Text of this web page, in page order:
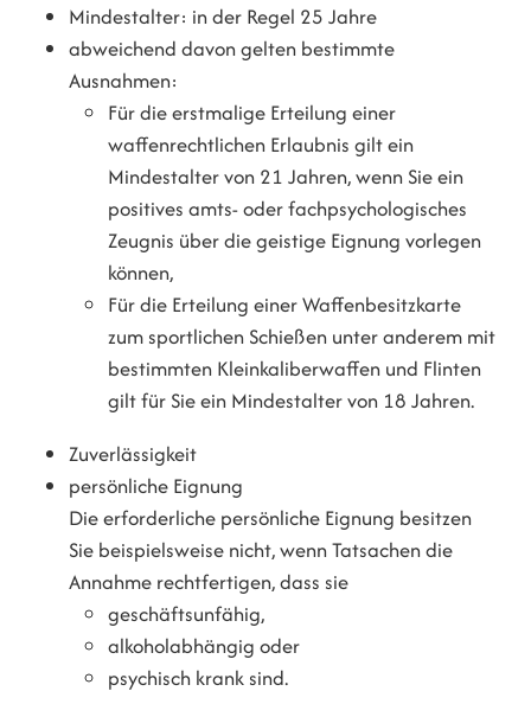
Mindestalter: in der Regel 25 Jahre
abweichend davon gelten bestimmte
Ausnahmen:
Für die erstmalige Erteilung einer
waffenrechtlichen Erlaubnis gilt ein
Mindestalter von 21 Jahren, wenn Sie ein
positives amts- oder fachpsychologisches
Zeugnis über die geistige Eignung vorlegen
können,
Für die Erteilung einer Waffenbesitzkarte
zum sportlichen Schießen unter anderem mit
bestimmten Kleinkaliberwaffen und Flinten
gilt für Sie ein Mindestalter von 18 Jahren.
Zuverlässigkeit
persönliche Eignung
Die erforderliche persönliche Eignung besitzen
Sie beispielsweise nicht, wenn Tatsachen die
Annahme rechtfertigen, dass sie
geschäftsunfähig,
alkoholabhängig oder
psychisch krank sind.